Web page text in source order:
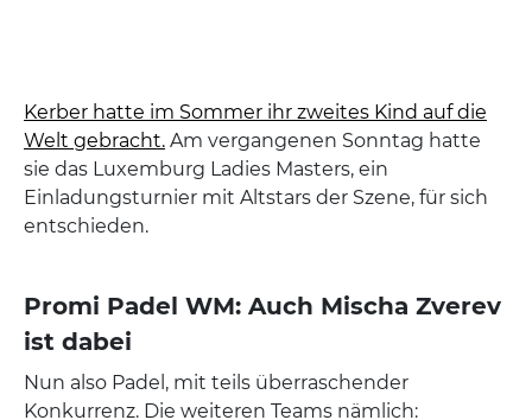
Kerber hatte im Sommer ihr zweites Kind auf die
Welt gebracht. Am vergangenen Sonntag hatte
sie das Luxemburg Ladies Masters, ein
Einladungsturnier mit Altstars der Szene, für sich
entschieden.
Promi Padel WM: Auch Mischa Zverev
ist dabei
Nun also Padel, mit teils überraschender
Konkurrenz. Die weiteren Teams nämlich: